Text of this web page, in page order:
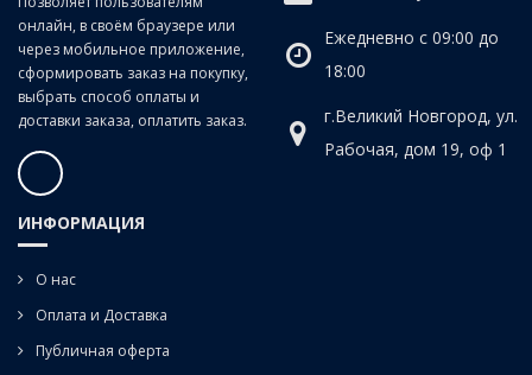
онлайн, в своём браузере или
через мобильное приложение,
сформировать заказ на покупку,
выбрать способ оплаты и
доставки заказа, оплатить заказ.
Ежедневно с 09:00 до
18:00
г.Великий Новгород, ул.
Рабочая, дом 19, оф 1
ИНФОРМАЦИЯ
О нас
Оплата и Доставка
Публичная оферта